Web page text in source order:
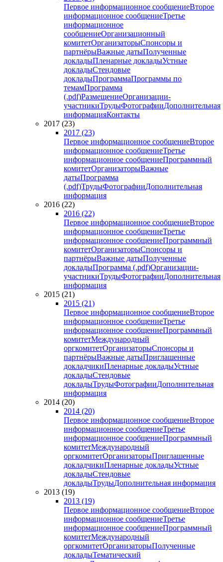
Первое информационное сообщениеВторое
информационное сообщениеТретье
информационное
сообщениеОрганизационный
комитетОрганизаторыСпонсоры и
партнёрыВажные датыПолученные
докладыПленарные докладыУстные
докладыСтендовые
докладыПрограммаПрограммы по
темамПрограмма
(.pdf)РазмещениеОрганизации-
участникиТрудыФотографииДополнительная
информацияКонтакты
2017 (23)
2017 (23)
Первое информационное сообщениеВторое
информационное сообщениеТретье
информационное сообщениеПрограммный
комитетОрганизаторыВажные
датыПрограмма
(.pdf)ТрудыФотографииДополнительная
информация
2016 (22)
2016 (22)
Первое информационное сообщениеВторое
информационное сообщениеТретье
информационное сообщениеПрограммный
комитетОрганизаторыСпонсоры и
партнёрыВажные датыПолученные
докладыПрограмма (.pdf)Организации-
участникиТрудыФотографииДополнительная
информация
2015 (21)
2015 (21)
Первое информационное сообщениеВторое
информационное сообщениеТретье
информационное сообщениеПрограммный
комитетМеждународный
оргкомитетОрганизаторыСпонсоры и
партнёрыВажные датыПриглашенные
докладчикиПленарные докладыУстные
докладыСтендовые
докладыТрудыФотографииДополнительная
информация
2014 (20)
2014 (20)
Первое информационное сообщениеВторое
информационное сообщениеТретье
информационное сообщениеПрограммный
комитетМеждународный
оргкомитетОрганизаторыПриглашенные
докладчикиПленарные докладыУстные
докладыСтендовые
докладыТрудыДополнительная информация
2013 (19)
2013 (19)
Первое информационное сообщениеВторое
информационное сообщениеТретье
информационное сообщениеПрограммный
комитетМеждународный
оргкомитетОрганизаторыПолученные
докладыТематический